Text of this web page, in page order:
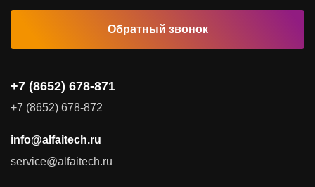
Видеоконференцсвязь
Поставка продуктов для резервного копирования данных
Соответствие требованиям и стандартам
Антивирусная защита
Обратный звонок
+7 (8652) 678-871
+7 (8652) 678-872
info@alfaitech.ru
service@alfaitech.ru